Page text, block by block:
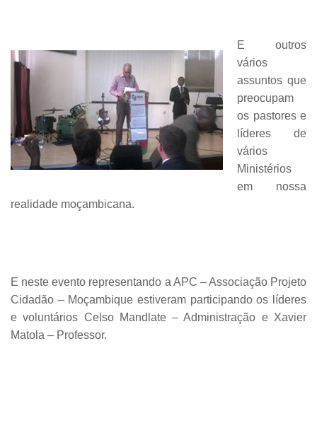
E outros
vários
assuntos que
preocupam
os pastores e
líderes de
vários
Ministérios
em nossa
realidade moçambicana.
E neste evento representando a APC – Associação Projeto
Cidadão – Moçambique estiveram participando os líderes
e voluntários Celso Mandlate – Administração e Xavier
Matola – Professor.